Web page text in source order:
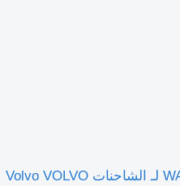
صمام الهواء WABCO 4630840410 لـ الشاحنات Volvo VOLVO